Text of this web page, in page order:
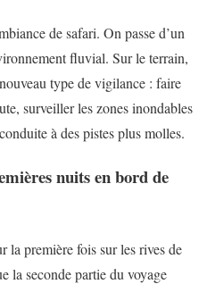
de safari. On passe d’un
fluvial. Sur le terrain,
type de vigilance : faire
surveiller les zones inondables
à des pistes plus molles.
nuits en bord de
la première fois sur les rives de
la seconde partie du voyage